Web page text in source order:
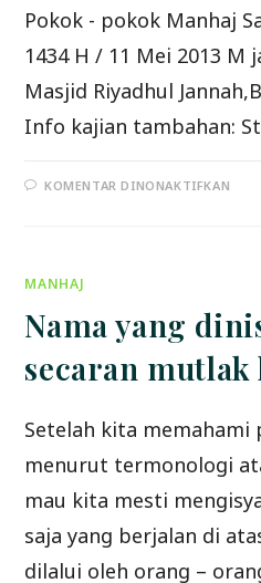
Pokok - pokok Manhaj
1434 H / 11 Mei 2013 M
Masjid Riyadhul
Info kajian tambahan:
KOMENTAR DINONAKTIFKAN
MANHAJ
Nama yang
secaran mutlak
Setelah kita memahami
menurut termonologi
mau kita mesti
saja yang berjalan di
dilalui oleh orang –